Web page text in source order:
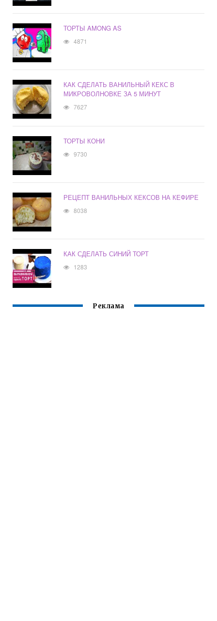
ТОРТЫ AMONG AS
4871
КАК СДЕЛАТЬ ВАНИЛЬНЫЙ КЕКС В
МИКРОВОЛНОВКЕ ЗА 5 МИНУТ
7627
ТОРТЫ КОНИ
9730
РЕЦЕПТ ВАНИЛЬНЫХ КЕКСОВ НА КЕФИРЕ
8038
КАК СДЕЛАТЬ СИНИЙ ТОРТ
1283
Реклама